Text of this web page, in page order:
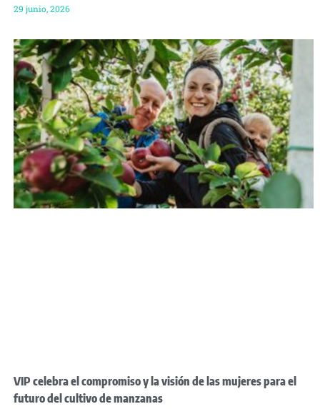
29 junio, 2026
VIP celebra el compromiso y la visión de las mujeres para el
futuro del cultivo de manzanas